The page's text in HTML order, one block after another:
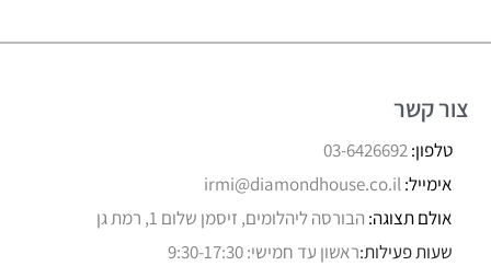
צור קשר
טלפון:03-6426692
אימייל:irmi@diamondhouse.co.il
אולם תצוגה: הבורסה ליהלומים, זיסמן שלום 1, רמת גן
שעות פעילות:ראשון עד חמישי: 9:30-17:30